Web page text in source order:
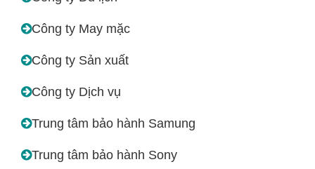
Công ty May mặc
Công ty Sản xuất
Công ty Dịch vụ
Trung tâm bảo hành Samung
Trung tâm bảo hành Sony